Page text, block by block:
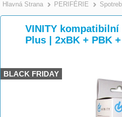
Hlavná Strana >
PERIFÉRIE
VINITY kompatibilní
Plus | 2xBK + PBK
BLACK FRIDAY